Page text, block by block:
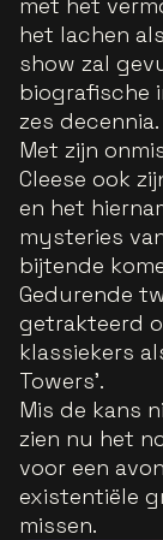
het lachen
show zal
biografische
zes decennia.
Met zijn
Cleese ook
en het
mysteries
bijtende
Gedurende
getrakteerd
klassiekers
Towers'.
Mis de kans
zien nu het
voor een
existentiële
missen.